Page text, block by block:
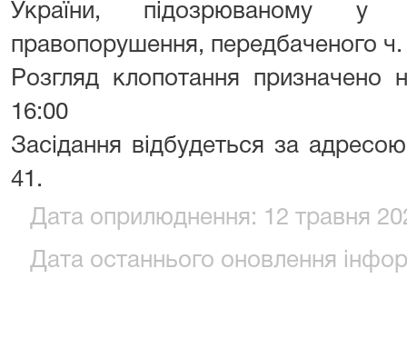
України, підозрюваному у
правопорушення, передбаченого ч.
Розгляд клопотання призначено
16:00
Засідання відбудеться за
41.
Дата оприлюднення: 12 травня
Дата останнього оновлення